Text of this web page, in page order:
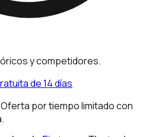
y competidores.
de 14 días
por tiempo limitado con